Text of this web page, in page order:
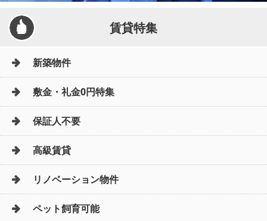
賃貸特集
新築物件
敷金・礼金0円特集
保証人不要
高級賃貸
リノベーション物件
ペット飼育可能